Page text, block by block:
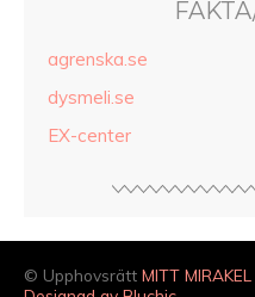
agrenska.se
dysmeli.se
EX-center
© Upphovsrätt MITT MIRAKEL